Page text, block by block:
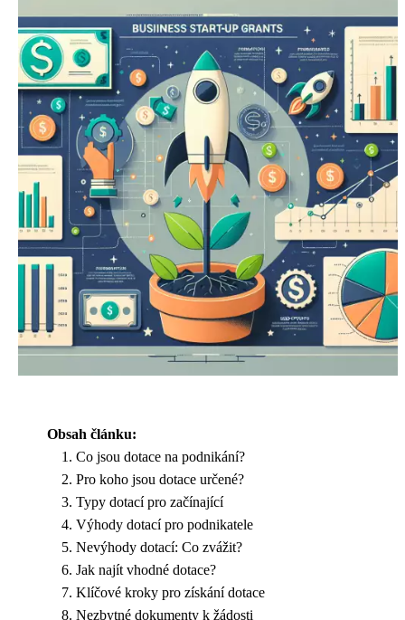
Obsah článku:
Co jsou dotace na podnikání?
Pro koho jsou dotace určené?
Typy dotací pro začínající
Výhody dotací pro podnikatele
Nevýhody dotací: Co zvážit?
Jak najít vhodné dotace?
Klíčové kroky pro získání dotace
Nezbytné dokumenty k žádosti